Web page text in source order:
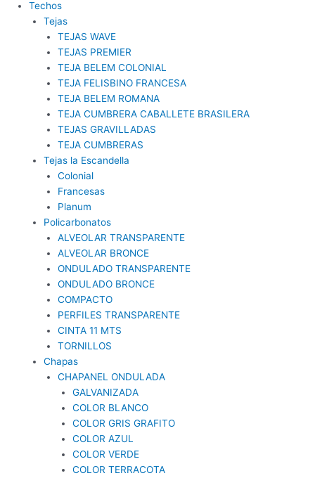
Techos
Tejas
TEJAS WAVE
TEJAS PREMIER
TEJA BELEM COLONIAL
TEJA FELISBINO FRANCESA
TEJA BELEM ROMANA
TEJA CUMBRERA CABALLETE BRASILERA
TEJAS GRAVILLADAS
TEJA CUMBRERAS
Tejas la Escandella
Colonial
Francesas
Planum
Policarbonatos
ALVEOLAR TRANSPARENTE
ALVEOLAR BRONCE
ONDULADO TRANSPARENTE
ONDULADO BRONCE
COMPACTO
PERFILES TRANSPARENTE
CINTA 11 MTS
TORNILLOS
Chapas
CHAPANEL ONDULADA
GALVANIZADA
COLOR BLANCO
COLOR GRIS GRAFITO
COLOR AZUL
COLOR VERDE
COLOR TERRACOTA